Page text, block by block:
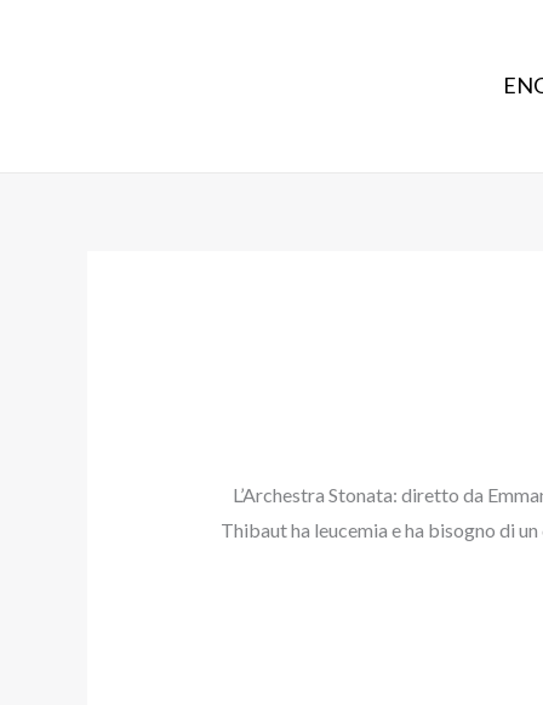
L’Archestra Stonata: diretto da
Thibaut ha leucemia e ha bisogno di